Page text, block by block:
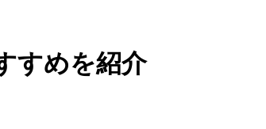
すめを紹介